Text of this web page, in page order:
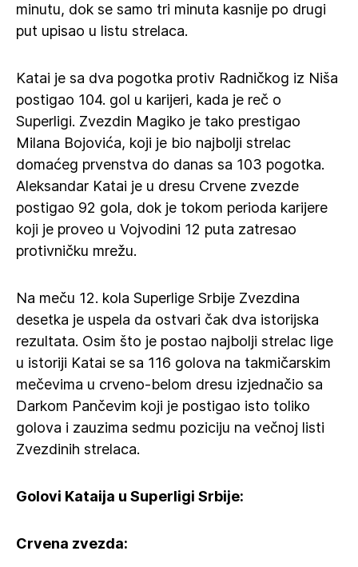
minutu, dok se samo tri minuta kasnije po drugi
put upisao u listu strelaca.
Katai je sa dva pogotka protiv Radničkog iz Niša
postigao 104. gol u karijeri, kada je reč o
Superligi. Zvezdin Magiko je tako prestigao
Milana Bojovića, koji je bio najbolji strelac
domaćeg prvenstva do danas sa 103 pogotka.
Aleksandar Katai je u dresu Crvene zvezde
postigao 92 gola, dok je tokom perioda karijere
koji je proveo u Vojvodini 12 puta zatresao
protivničku mrežu.
Na meču 12. kola Superlige Srbije Zvezdina
desetka je uspela da ostvari čak dva istorijska
rezultata. Osim što je postao najbolji strelac lige
u istoriji Katai se sa 116 golova na takmičarskim
mečevima u crveno-belom dresu izjednačio sa
Darkom Pančevim koji je postigao isto toliko
golova i zauzima sedmu poziciju na večnoj listi
Zvezdinih strelaca.
Golovi Kataija u Superligi Srbije:
Crvena zvezda: